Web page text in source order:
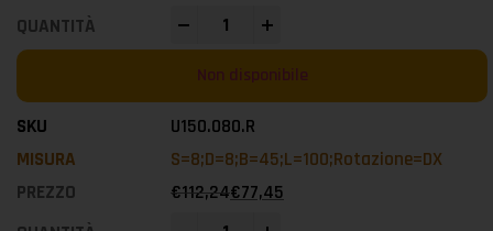
Non disponibile
U150.080.R
S=8;D=8;B=45;L=100;Rotazione=DX
€112,24€77,45